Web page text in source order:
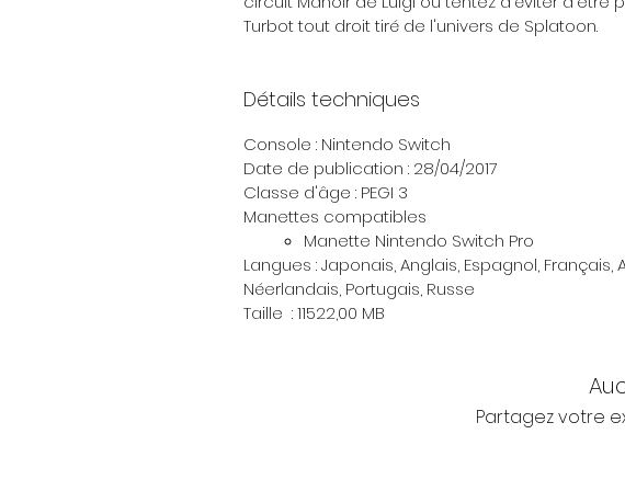
Turbot tout droit tiré de l'univers de Splatoon.
Détails techniques
Console : Nintendo Switch
Date de publication : 28/04/2017
Classe d'âge : PEGI 3
Manettes compatibles
Manette Nintendo Switch Pro
Langues : Japonais, Anglais, Espagnol, Français,
Néerlandais, Portugais, Russe
Taille : 11522,00 MB
Partagez votre